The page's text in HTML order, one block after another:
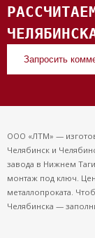
Запросить
ООО «ЛТМ» —
Челябинск и
завода в Нижнем
монтаж под ключ.
металлопроката.
Челябинска —